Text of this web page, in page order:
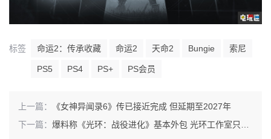
标签 命运2：传承收藏 命运2 天命2 Bungie 索尼
PS5 PS4 PS+ PS会员
上一篇：
《女神异闻录6》传已接近完成 但延期至2027年
下一篇： 爆料称《光环：战役进化》基本外包 光环工作室只挂名指导